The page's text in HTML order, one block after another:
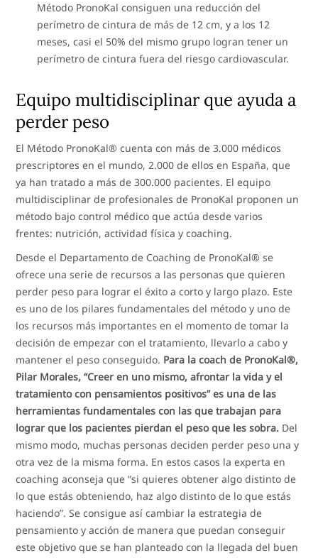
Método PronoKal consiguen una reducción del
perímetro de cintura de más de 12 cm, y a los 12
meses, casi el 50% del mismo grupo logran tener un
perímetro de cintura fuera del riesgo cardiovascular.
Equipo multidisciplinar que ayuda a
perder peso
El Método PronoKal® cuenta con más de 3.000 médicos
prescriptores en el mundo, 2.000 de ellos en España, que
ya han tratado a más de 300.000 pacientes. El equipo
multidisciplinar de profesionales de PronoKal proponen un
método bajo control médico que actúa desde varios
frentes: nutrición, actividad física y coaching.
Desde el Departamento de Coaching de PronoKal® se
ofrece una serie de recursos a las personas que quieren
perder peso para lograr el éxito a corto y largo plazo. Este
es uno de los pilares fundamentales del método y uno de
los recursos más importantes en el momento de tomar la
decisión de empezar con el tratamiento, llevarlo a cabo y
mantener el peso conseguido. Para la coach de PronoKal®,
Pilar Morales, “Creer en uno mismo, afrontar la vida y el
tratamiento con pensamientos positivos” es una de las
herramientas fundamentales con las que trabajan para
lograr que los pacientes pierdan el peso que les sobra. Del
mismo modo, muchas personas deciden perder peso una y
otra vez de la misma forma. En estos casos la experta en
coaching aconseja que “si quieres obtener algo distinto de
lo que estás obteniendo, haz algo distinto de lo que estás
haciendo”. Se consigue así cambiar la estrategia de
pensamiento y acción de manera que puedan conseguir
este objetivo que se han planteado con la llegada del buen